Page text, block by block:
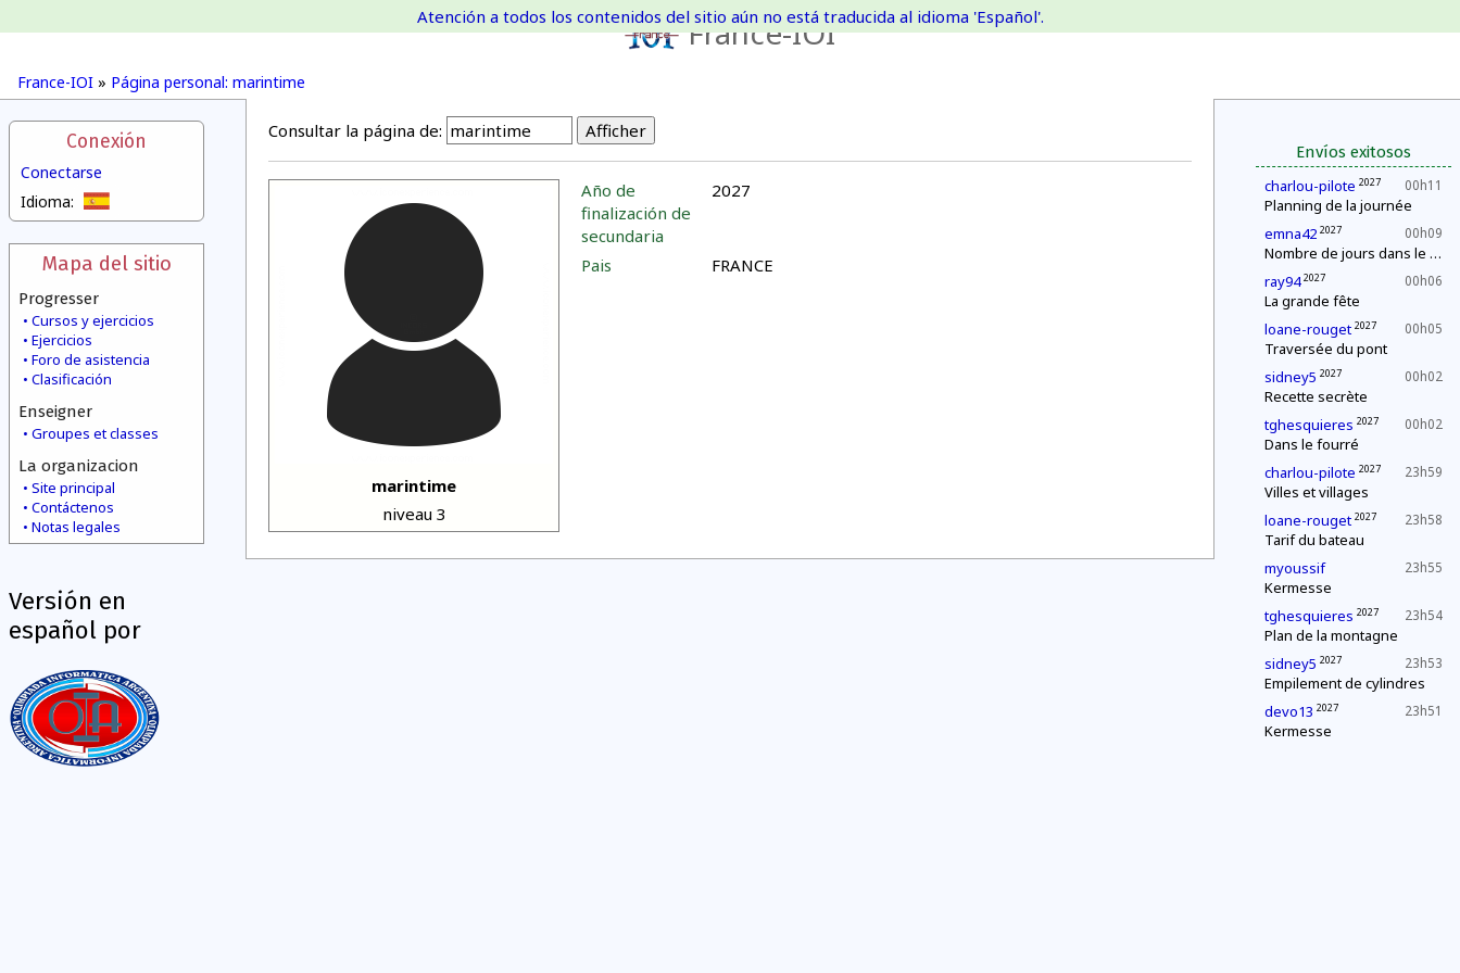
France-IOI
France-IOI » Página personal: marintime
Atención a todos los contenidos del sitio aún no está traducida al idioma 'Español'.
Conexión
Conectarse
Idioma:
Mapa del sitio
Progresser
Cursos y ejercicios
Ejercicios
Foro de asistencia
Clasificación
Enseigner
Groupes et classes
La organizacion
Site principal
Contáctenos
Notas legales
Versión en
español por
Envíos exitosos
00h11
charlou-pilote 2027
Planning de la journée
00h09
emna42 2027
Nombre de jours dans le mois
00h06
ray94 2027
La grande fête
00h05
loane-rouget 2027
Traversée du pont
00h02
sidney5 2027
Recette secrète
00h02
tghesquieres 2027
Dans le fourré
23h59
charlou-pilote 2027
Villes et villages
23h58
loane-rouget 2027
Tarif du bateau
23h55
myoussif
Kermesse
23h54
tghesquieres 2027
Plan de la montagne
23h53
sidney5 2027
Empilement de cylindres
23h51
devo13 2027
Kermesse
Consultar la página de:
marintime
niveau 3
Año de
finalización de
secundaria
2027
Pais FRANCE